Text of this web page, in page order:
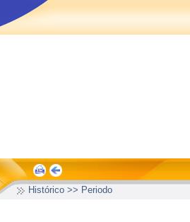
Histórico >> Periodo